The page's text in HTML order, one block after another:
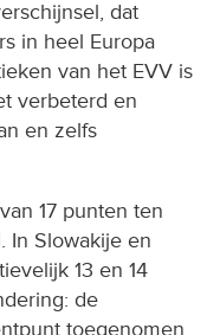
dat
in heel Europa
van het EVV is
verbeterd en
en zelfs
17 punten ten
In Slowakije en
13 en 14
de
toegenomen.